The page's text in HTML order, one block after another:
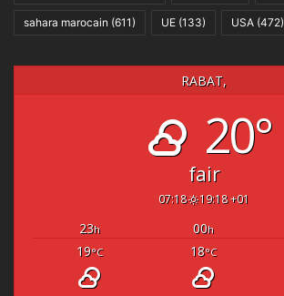
sahara marocain (611) UE (133) USA (472)
RABAT,
20°
fair
07:18 19:18 +01
23h 00h
19°C 18°C